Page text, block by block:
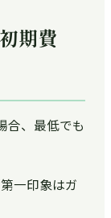
期費
合、最低でも
第一印象はガ